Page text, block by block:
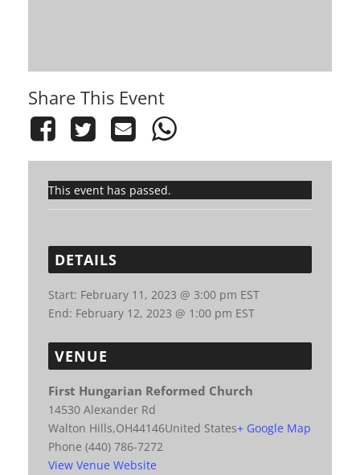
Share This Event
This event has passed.
DETAILS
Start: February 11, 2023 @ 3:00 pm EST
End: February 12, 2023 @ 1:00 pm EST
VENUE
First Hungarian Reformed Church
14530 Alexander Rd
Walton Hills,OH44146United States+ Google Map
Phone (440) 786-7272
View Venue Website